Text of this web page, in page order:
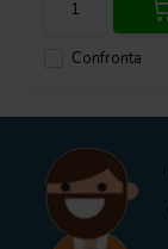
Confronta